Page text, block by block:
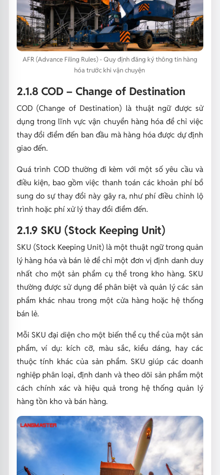
AFR (Advance Filing Rules) - Quy định đăng ký thông tin hàng
hóa trước khi vận chuyện
2.1.8 COD – Change of Destination
COD (Change of Destination) là thuật ngữ được sử
dụng trong lĩnh vực vận chuyển hàng hóa để chỉ việc
thay đổi điểm đến ban đầu mà hàng hóa được dự định
giao đến.
Quá trình COD thường đi kèm với một số yêu cầu và
điều kiện, bao gồm việc thanh toán các khoản phí bổ
sung do sự thay đổi này gây ra, như phí điều chỉnh lộ
trình hoặc phí xử lý thay đổi điểm đến.
2.1.9 SKU (Stock Keeping Unit)
SKU (Stock Keeping Unit) là một thuật ngữ trong quản
lý hàng hóa và bán lẻ để chỉ một đơn vị định danh duy
nhất cho một sản phẩm cụ thể trong kho hàng. SKU
thường được sử dụng để phân biệt và quản lý các sản
phẩm khác nhau trong một cửa hàng hoặc hệ thống
bán lẻ.
Mỗi SKU đại diện cho một biến thể cụ thể của một sản
phẩm, ví dụ: kích cỡ, màu sắc, kiểu dáng, hay các
thuộc tính khác của sản phẩm. SKU giúp các doanh
nghiệp phân loại, định danh và theo dõi sản phẩm một
cách chính xác và hiệu quả trong hệ thống quản lý
hàng tồn kho và bán hàng.